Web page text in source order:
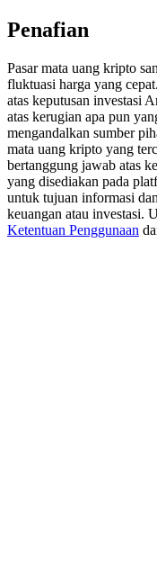
Precious Metals
USDT New User
USDT Flexible
BTC New User
Penafian
Pasar mata uang kripto
fluktuasi harga yang
atas keputusan investasi
atas kerugian apa pun
mengandalkan sumber
mata uang kripto yang
bertanggung jawab atas
yang disediakan pada
untuk tujuan informasi
keuangan atau investasi.
Ketentuan Penggunaan